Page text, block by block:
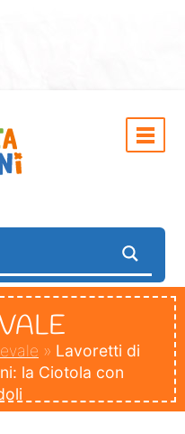
» Lavoretti di
la Ciotola con